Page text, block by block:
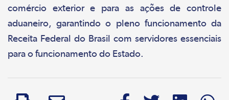
comércio exterior e para as ações de controle
aduaneiro, garantindo o pleno funcionamento da
Receita Federal do Brasil com servidores essenciais
para o funcionamento do Estado.